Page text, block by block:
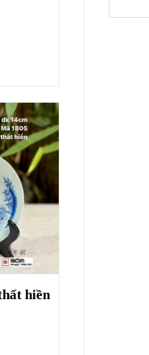
hiền